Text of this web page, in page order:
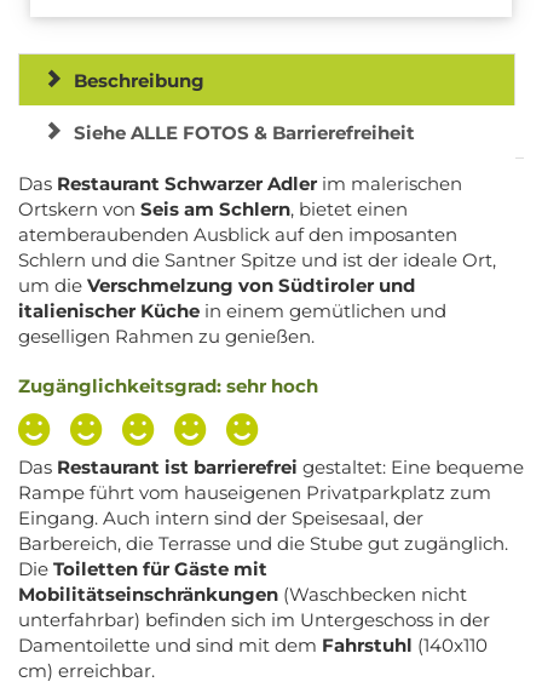
Beschreibung
Siehe ALLE FOTOS & Barrierefreiheit
Das Restaurant Schwarzer Adler im malerischen
Ortskern von Seis am Schlern, bietet einen
atemberaubenden Ausblick auf den imposanten
Schlern und die Santner Spitze und ist der ideale Ort,
um die Verschmelzung von Südtiroler und
italienischer Küche in einem gemütlichen und
geselligen Rahmen zu genießen.
Zugänglichkeitsgrad: sehr hoch
Das Restaurant ist barrierefrei gestaltet: Eine bequeme
Rampe führt vom hauseigenen Privatparkplatz zum
Eingang. Auch intern sind der Speisesaal, der
Barbereich, die Terrasse und die Stube gut zugänglich.
Die Toiletten für Gäste mit
Mobilitätseinschränkungen (Waschbecken nicht
unterfahrbar) befinden sich im Untergeschoss in der
Damentoilette und sind mit dem Fahrstuhl (140x110
cm) erreichbar.